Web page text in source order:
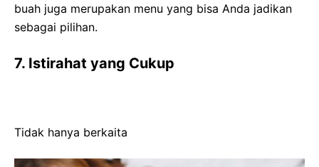
buah juga merupakan menu yang bisa Anda jadikan
sebagai pilihan.
7. Istirahat yang Cukup
Tidak hanya berkaita